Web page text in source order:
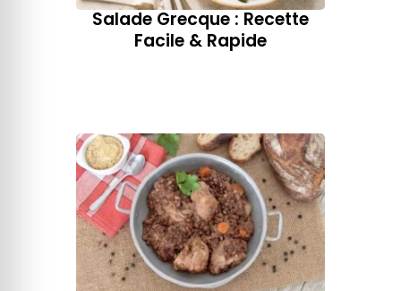
Salade Grecque : Recette
Facile & Rapide